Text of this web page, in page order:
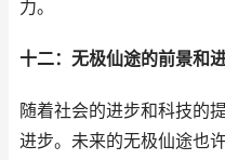
力。
十二：无极仙途的前景和
随着社会的进步和科技的
进步。未来的无极仙途也